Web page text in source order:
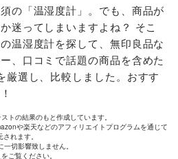
の「温湿度計」。でも、商品が
迷ってしまいますよね？ そこ
温湿度計を探して、無印良品な
、口コミで話題の商品を含めた
厳選し、比較しました。おすす
トの結果のもと作成しています。
や楽天などのアフィリエイトプログラムを通じて
れます。
切影響致しません。
をご覧ください。